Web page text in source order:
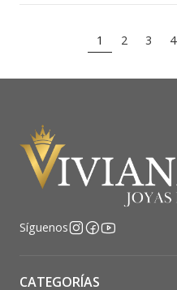
1 2 3 4
Síguenos
CATEGORÍAS